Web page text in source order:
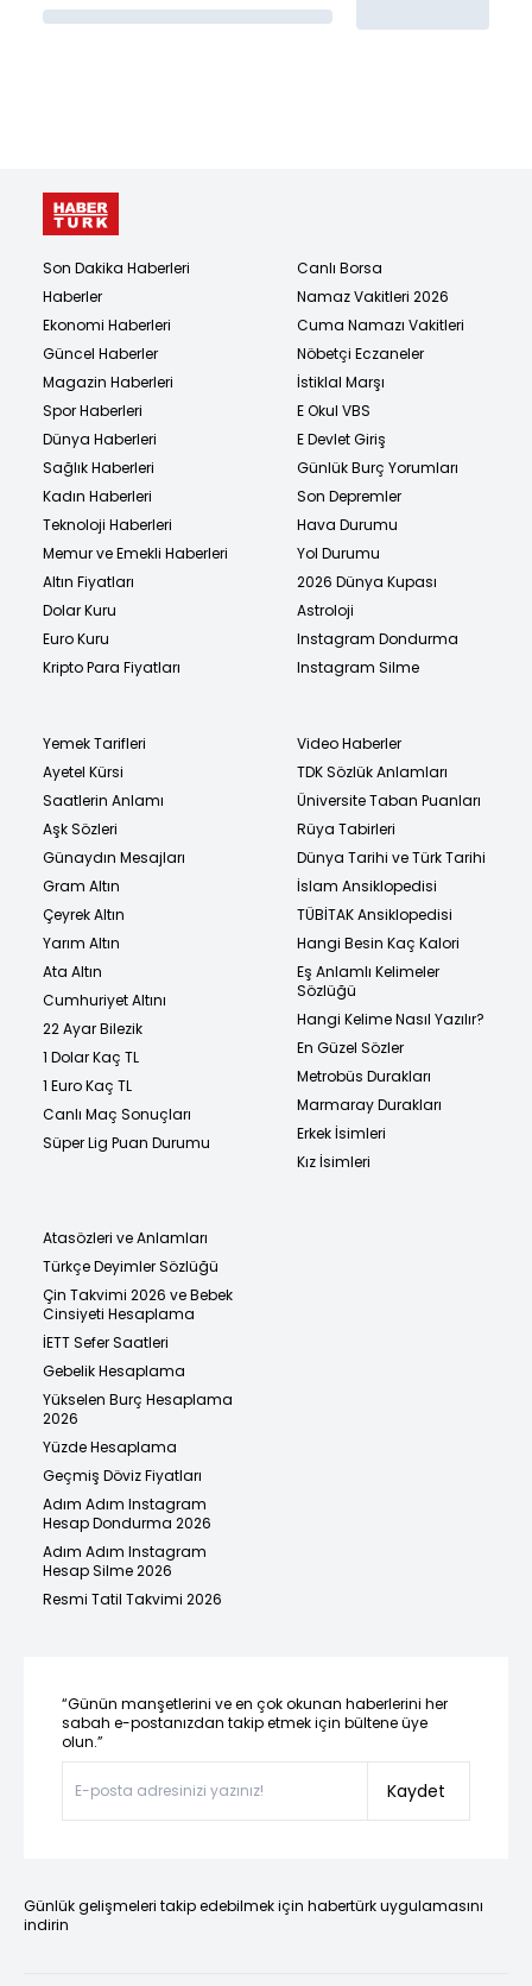
Son Dakika Haberleri
Haberler
Ekonomi Haberleri
Güncel Haberler
Magazin Haberleri
Spor Haberleri
Dünya Haberleri
Sağlık Haberleri
Kadın Haberleri
Teknoloji Haberleri
Memur ve Emekli Haberleri
Altın Fiyatları
Dolar Kuru
Euro Kuru
Kripto Para Fiyatları
Canlı Borsa
Namaz Vakitleri 2026
Cuma Namazı Vakitleri
Nöbetçi Eczaneler
İstiklal Marşı
E Okul VBS
E Devlet Giriş
Günlük Burç Yorumları
Son Depremler
Hava Durumu
Yol Durumu
2026 Dünya Kupası
Astroloji
Instagram Dondurma
Instagram Silme
Yemek Tarifleri
Ayetel Kürsi
Saatlerin Anlamı
Aşk Sözleri
Günaydın Mesajları
Gram Altın
Çeyrek Altın
Yarım Altın
Ata Altın
Cumhuriyet Altını
22 Ayar Bilezik
1 Dolar Kaç TL
1 Euro Kaç TL
Canlı Maç Sonuçları
Süper Lig Puan Durumu
Video Haberler
TDK Sözlük Anlamları
Üniversite Taban Puanları
Rüya Tabirleri
Dünya Tarihi ve Türk Tarihi
İslam Ansiklopedisi
TÜBİTAK Ansiklopedisi
Hangi Besin Kaç Kalori
Eş Anlamlı Kelimeler
Sözlüğü
Hangi Kelime Nasıl Yazılır?
En Güzel Sözler
Metrobüs Durakları
Marmaray Durakları
Erkek İsimleri
Kız İsimleri
Atasözleri ve Anlamları
Türkçe Deyimler Sözlüğü
Çin Takvimi 2026 ve Bebek
Cinsiyeti Hesaplama
İETT Sefer Saatleri
Gebelik Hesaplama
Yükselen Burç Hesaplama
2026
Yüzde Hesaplama
Geçmiş Döviz Fiyatları
Adım Adım Instagram
Hesap Dondurma 2026
Adım Adım Instagram
Hesap Silme 2026
Resmi Tatil Takvimi 2026
“Günün manşetlerini ve en çok okunan haberlerini her
sabah e-postanızdan takip etmek için bültene üye
olun.”
Kaydet
Günlük gelişmeleri takip edebilmek için habertürk uygulamasını
indirin